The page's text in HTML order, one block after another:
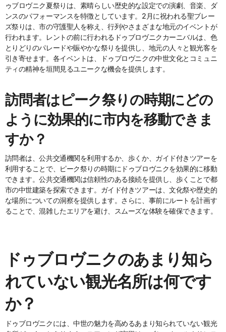
ゥブロヴニク夏祭りは、素晴らしい歴史的な設定での演劇、音楽、ダ
ンスのパフォーマンスを特徴としています。2月に祝われる聖ブレー
ズ祭りは、市の守護聖人を称え、行列やさまざまな地元のイベントが
行われます。レントの前に行われるドゥブロヴニクカーニバルは、色
とりどりのパレードや賑やかな祭りを提供し、地元の人々と観光客を
引き寄せます。各イベントは、ドゥブロヴニクの中世文化とコミュニ
ティの精神を垣間見るユニークな機会を提供します。
訪問者はピーク祭りの時期にどの
ように効果的に市内を移動できま
すか？
訪問者は、公共交通機関を利用するか、歩くか、ガイド付きツアーを
利用することで、ピーク祭りの時期にドゥブロヴニクを効果的に移動
できます。公共交通機関は信頼性のある接続を提供し、歩くことで都
市の中世建築を探索できます。ガイド付きツアーは、文化祭や歴史的
な場所についての洞察を提供します。さらに、事前にルートを計画す
ることで、混雑したエリアを避け、スムーズな体験を確保できます。
ドゥブロヴニクのあまり知ら
れていない観光名所は何です
か？
ドゥブロヴニクには、中世の魅力を高めるあまり知られていない観光